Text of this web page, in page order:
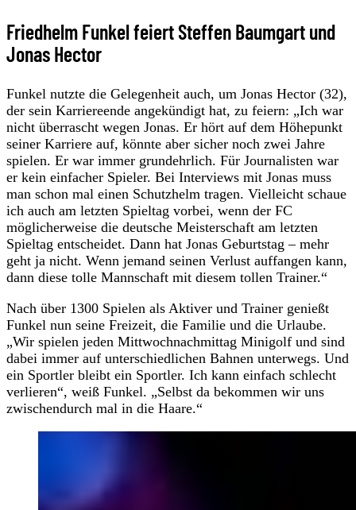
Friedhelm Funkel feiert Steffen Baumgart und
Jonas Hector
Funkel nutzte die Gelegenheit auch, um Jonas Hector (32),
der sein Karriereende angekündigt hat, zu feiern: „Ich war
nicht überrascht wegen Jonas. Er hört auf dem Höhepunkt
seiner Karriere auf, könnte aber sicher noch zwei Jahre
spielen. Er war immer grundehrlich. Für Journalisten war
er kein einfacher Spieler. Bei Interviews mit Jonas muss
man schon mal einen Schutzhelm tragen. Vielleicht schaue
ich auch am letzten Spieltag vorbei, wenn der FC
möglicherweise die deutsche Meisterschaft am letzten
Spieltag entscheidet. Dann hat Jonas Geburtstag – mehr
geht ja nicht. Wenn jemand seinen Verlust auffangen kann,
dann diese tolle Mannschaft mit diesem tollen Trainer.“
Nach über 1300 Spielen als Aktiver und Trainer genießt
Funkel nun seine Freizeit, die Familie und die Urlaube.
„Wir spielen jeden Mittwochnachmittag Minigolf und sind
dabei immer auf unterschiedlichen Bahnen unterwegs. Und
ein Sportler bleibt ein Sportler. Ich kann einfach schlecht
verlieren“, weiß Funkel. „Selbst da bekommen wir uns
zwischendurch mal in die Haare.“